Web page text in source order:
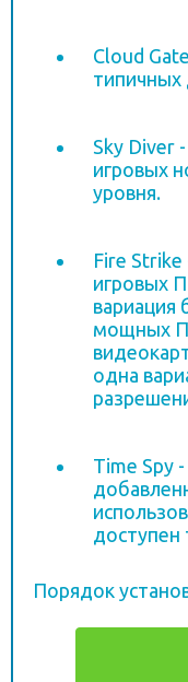
Cloud
Sky Diver
игровых
уровня.
Fire Strike
игровых
вариация
мощных
одна
Time Spy
доступен
Порядок